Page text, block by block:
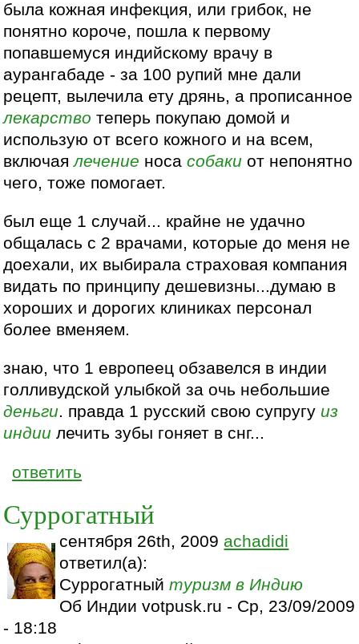
была кожная инфекция, или грибок, не
понятно короче, пошла к первому
попавшемуся индийскому врачу в
аурангабаде - за 100 рупий мне дали
рецепт, вылечила ету дрянь, а прописанное
лекарство теперь покупаю домой и
использую от всего кожного и на всем,
включаялечение носасобаки от непонятно
чего, тоже помогает.
был еще 1 случай... крайне не удачно
общалась с 2 врачами, которые до меня не
доехали, их выбирала страховая компания
видать по принципу дешевизны...думаю в
хороших и дорогих клиниках персонал
более вменяем.
знаю, что 1 европеец обзавелся в индии
голливудской улыбкой за очь небольшие
деньги. правда 1 русский свою супругу из
индии лечить зубы гоняет в снг...
ответить
Суррогатный
сентября 26th, 2009 achadidi
ответил(а):
Суррогатныйтуризм в Индию
Об Индии votpusk.ru - Ср, 23/09/2009
- 18:18